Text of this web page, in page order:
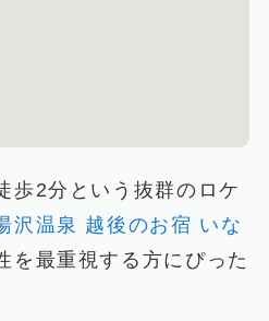
歩2分という抜群のロケ
沢温泉 越後のお宿 いな
を最重視する方にぴった